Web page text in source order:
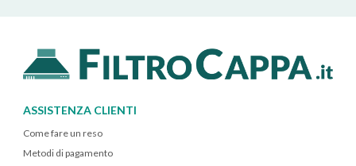
ASSISTENZA CLIENTI
Come fare un reso
Metodi di pagamento